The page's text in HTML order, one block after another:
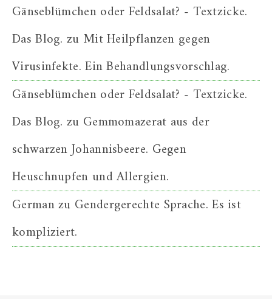
Gänseblümchen oder Feldsalat? - Textzicke.
Das Blog. zu Mit Heilpflanzen gegen
Virusinfekte. Ein Behandlungsvorschlag.
Gänseblümchen oder Feldsalat? - Textzicke.
Das Blog. zu Gemmomazerat aus der
schwarzen Johannisbeere. Gegen
Heuschnupfen und Allergien.
Germanzu Gendergerechte Sprache. Es ist
kompliziert.